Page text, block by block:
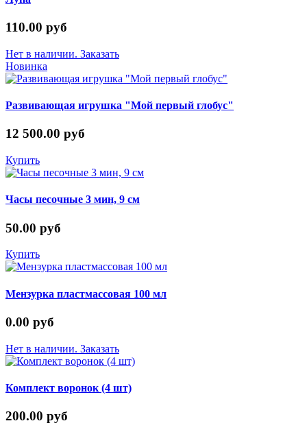
110.00 руб
Нет в наличии. Заказать
Новинка
Развивающая игрушка "Мой первый глобус"
12 500.00 руб
Купить
Часы песочные 3 мин, 9 см
50.00 руб
Купить
Мензурка пластмассовая 100 мл
0.00 руб
Нет в наличии. Заказать
Комплект воронок (4 шт)
200.00 руб